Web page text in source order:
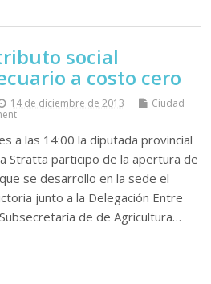
social
a costo cero
14 de diciembre de 2013
Ciudad
a las 14:00 la diputada provincial
Stratta participo de la apertura de
se desarrollo en la sede el
junto a la Delegación Entre
de de Agricultura…